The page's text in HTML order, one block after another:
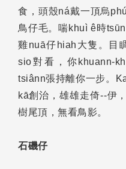
食，頭殼ná戴一頂烏
鳥仔毛。喘khuì ê時
雞nuā仔hiah大隻。目
sio對看，你khuann-
tsiânn張持離你一步。
kā創治，雄雄走倚--伊
樹尾頂，無看鳥影。
石磯仔